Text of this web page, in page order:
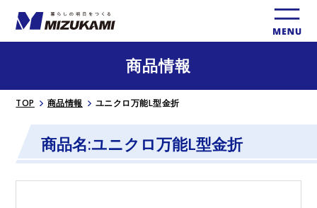
商品情報
TOP 商品情報 ユニクロ万能L型金折
商品名:ユニクロ万能L型金折